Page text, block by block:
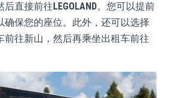
后直接前往LEGOLAND。您可以提前
确保您的座位。此外，还可以选择
前往新山，然后再乘坐出租车前往